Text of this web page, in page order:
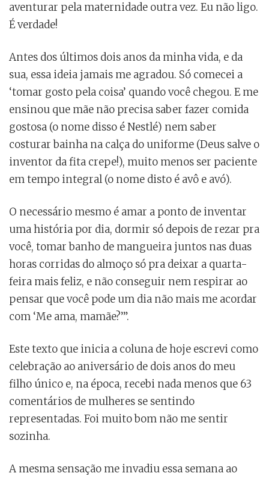
aventurar pela maternidade outra vez. Eu não ligo.
É verdade!
Antes dos últimos dois anos da minha vida, e da
sua, essa ideia jamais me agradou. Só comecei a
‘tomar gosto pela coisa’ quando você chegou. E me
ensinou que mãe não precisa saber fazer comida
gostosa (o nome disso é Nestlé) nem saber
costurar bainha na calça do uniforme (Deus salve o
inventor da fita crepe!), muito menos ser paciente
em tempo integral (o nome disto é avô e avó).
O necessário mesmo é amar a ponto de inventar
uma história por dia, dormir só depois de rezar pra
você, tomar banho de mangueira juntos nas duas
horas corridas do almoço só pra deixar a quarta-
feira mais feliz, e não conseguir nem respirar ao
pensar que você pode um dia não mais me acordar
com ‘Me ama, mamãe?’”.
Este texto que inicia a coluna de hoje escrevi como
celebração ao aniversário de dois anos do meu
filho único e, na época, recebi nada menos que 63
comentários de mulheres se sentindo
representadas. Foi muito bom não me sentir
sozinha.
A mesma sensação me invadiu essa semana ao